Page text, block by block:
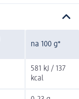
na 100 g*
581 kJ / 137
kcal